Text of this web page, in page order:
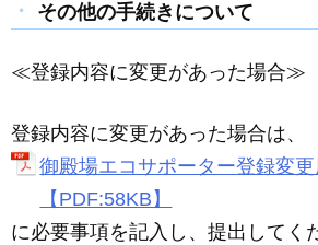
その他の手続きについて
≪登録内容に変更があった場合≫
登録内容に変更があった場合は、
御殿場エコサポーター登録変
【PDF:58KB】
に必要事項を記入し、提出してく